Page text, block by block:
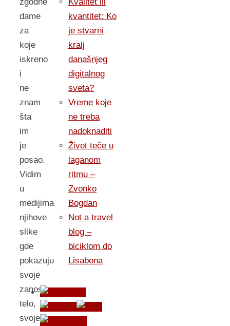
dame
za
koje
iskreno
i
ne
znam
šta
im
je
posao.
Vidim
u
medijima
njihove
slike
gde
pokazuju
svoje
zanosno
telo,
svoje
kvantitet: Ko
je stvarni
kralj
današnjeg
digitalnog
sveta?
Vreme koje
ne treba
nadoknaditi
Život teče u
laganom
ritmu –
Zvonko
Bogdan
Not a travel
blog –
biciklom do
Lisabona